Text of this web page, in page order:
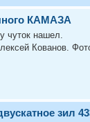
КАМАЗА
чуток нашел.
Кованов.
зил